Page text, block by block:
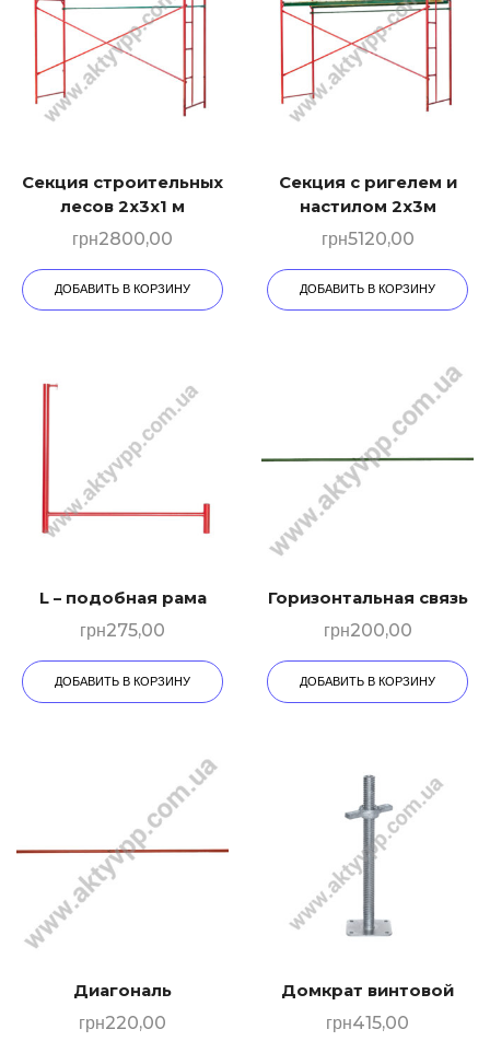
Секция строительных
лесов 2х3х1 м
грн2800,00
ДОБАВИТЬ В КОРЗИНУ
Секция с ригелем и
настилом 2х3м
грн5120,00
ДОБАВИТЬ В КОРЗИНУ
L – подобная рама
грн275,00
ДОБАВИТЬ В КОРЗИНУ
Горизонтальная связь
грн200,00
ДОБАВИТЬ В КОРЗИНУ
Диагональ
грн220,00
Домкрат винтовой
грн415,00